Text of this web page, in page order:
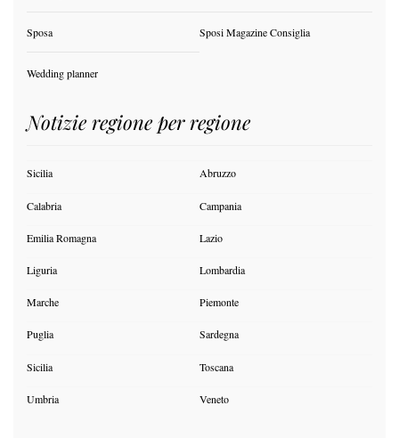
Sposa Sposi Magazine Consiglia
Wedding planner
Notizie regione per regione
Sicilia Abruzzo
Calabria Campania
Emilia Romagna Lazio
Liguria Lombardia
Marche Piemonte
Puglia Sardegna
Sicilia Toscana
Umbria Veneto